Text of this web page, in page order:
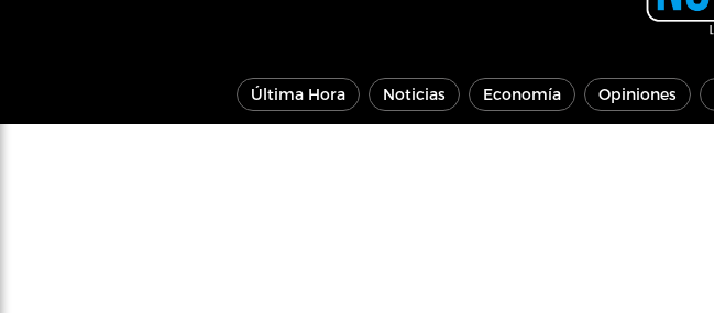
Última Hora Noticias Economía Opiniones